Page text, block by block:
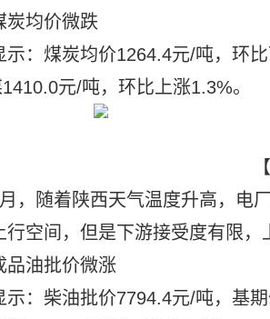
炭均价微跌
示：煤炭均价1264.4元/吨，环
元/吨，环比上涨1.3%。
，随着陕西天气温度升高，电
行空间，但是下游接受度有限，
品油批价微涨
示：柴油批价7794.4元/吨，基